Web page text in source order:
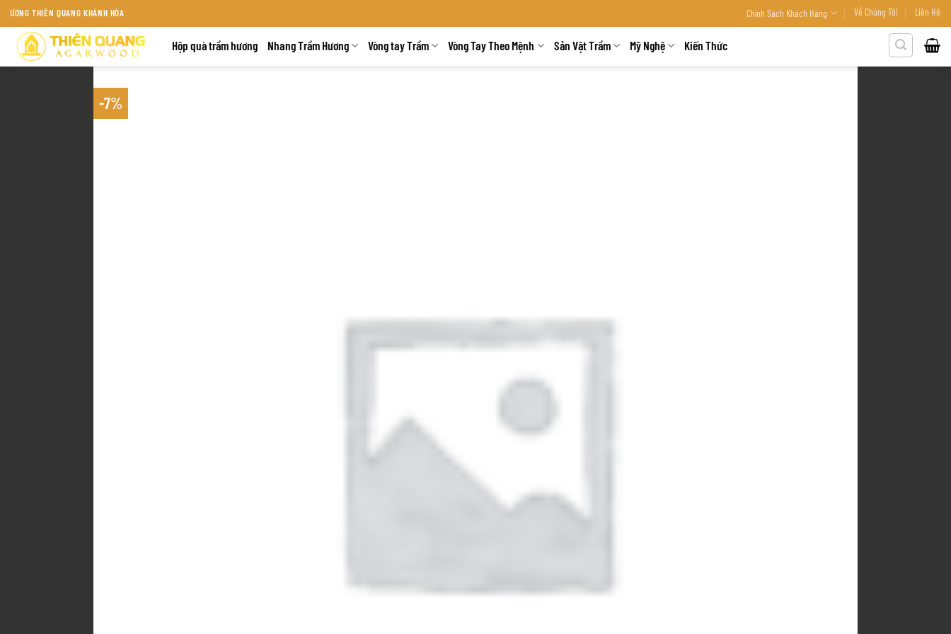
qua
dung
QUANG KHÁNH HÒA Chính Sách Khách Hàng Về Chúng Tôi Liên Hệ
Hộp quà trầm hương Nhang Trầm Hương Vòng tay Trầm Vòng Tay Theo Mệnh Sản Vật Trầm Mỹ Nghệ Kiến Thức
-7%